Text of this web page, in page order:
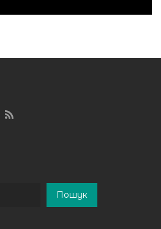
Пошук